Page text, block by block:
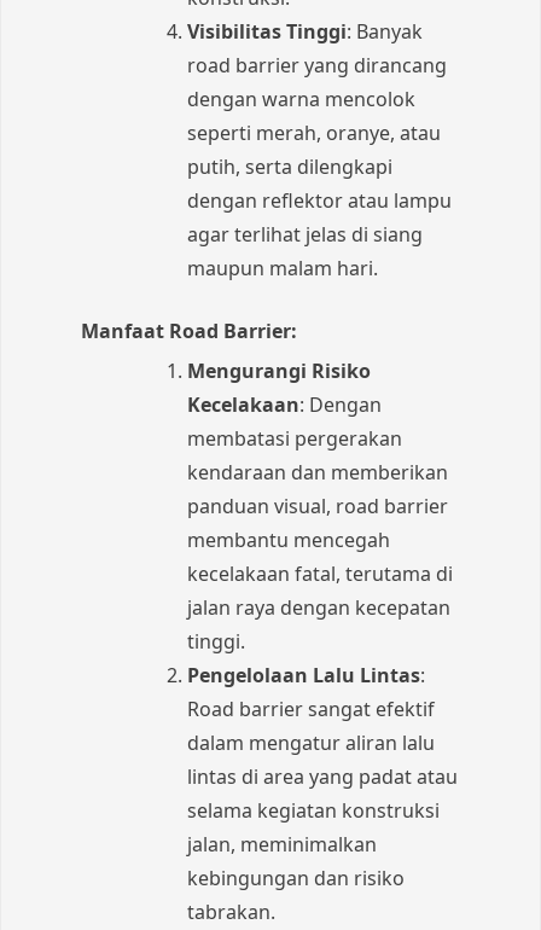
Visibilitas Tinggi: Banyak
road barrier yang dirancang
dengan warna mencolok
seperti merah, oranye, atau
putih, serta dilengkapi
dengan reflektor atau lampu
agar terlihat jelas di siang
maupun malam hari.
Manfaat Road Barrier:
Mengurangi Risiko
Kecelakaan: Dengan
membatasi pergerakan
kendaraan dan memberikan
panduan visual, road barrier
membantu mencegah
kecelakaan fatal, terutama di
jalan raya dengan kecepatan
tinggi.
Pengelolaan Lalu Lintas:
Road barrier sangat efektif
dalam mengatur aliran lalu
lintas di area yang padat atau
selama kegiatan konstruksi
jalan, meminimalkan
kebingungan dan risiko
tabrakan.